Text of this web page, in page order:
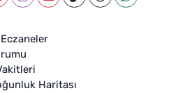
Haritası